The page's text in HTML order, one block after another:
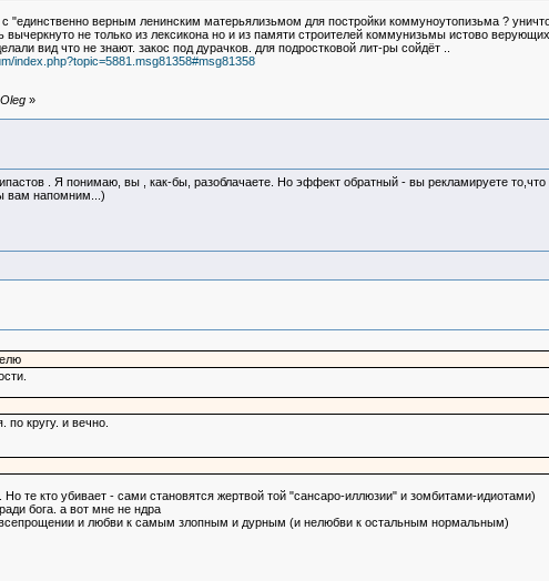
"единственно верным ленинским матерьялизьмом для постройки коммуноутопизьма ?
не только из лексикона но и из памяти строителей коммунизьмы истово
вид что не знают. закос под дурачков. для подростковой лит-ры сойдёт ..
index.php?topic=5881.msg81358#msg81358
»
. Я понимаю, вы , как-бы, разоблачаете. Но эффект обратный - вы рекламируете то,что
вам напомним...)
по кругу. и вечно.
те кто убивает - сами становятся жертвой той "сансаро-иллюзии" и зомбитами-идиотами)
бога. а вот мне не ндра
всепрощении и любви к самым злопным и дурным (и нелюбви к остальным нормальным)